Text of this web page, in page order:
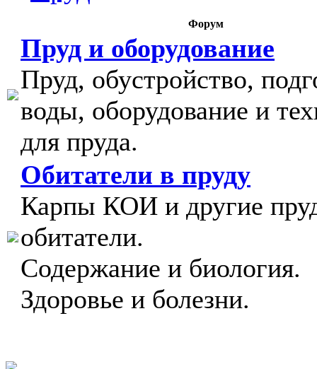
Форум
Пруд и оборудование
Пруд, обустройство,
воды, оборудование и
для пруда.
Обитатели в пруду
Карпы КОИ и другие
обитатели.
Содержание и биология.
Здоровье и болезни.